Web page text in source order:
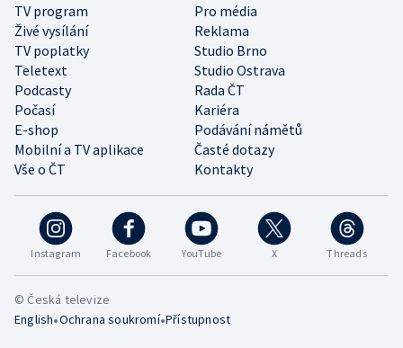
Instagram Facebook YouTube X Threads
TV program
Pro média
Živé vysílání
Reklama
TV poplatky
Studio Brno
Teletext
Studio Ostrava
Podcasty
Rada ČT
Počasí
Kariéra
E-shop
Podávání námětů
Mobilní a TV aplikace
Časté dotazy
Vše o ČT
Kontakty
© Česká televize
English•Ochrana soukromí•Přístupnost